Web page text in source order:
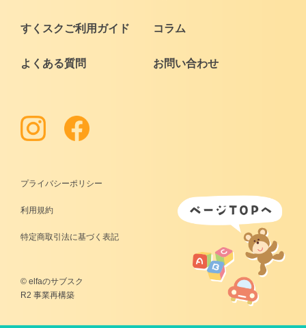
すくスクご利用ガイド コラム
よくある質問 お問い合わせ
プライバシーポリシー
利用規約
特定商取引法に基づく表記
© elfaのサブスク
R2 事業再構築